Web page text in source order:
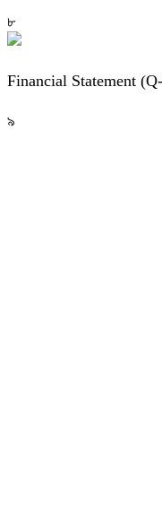
৮
Financial Statement
৯